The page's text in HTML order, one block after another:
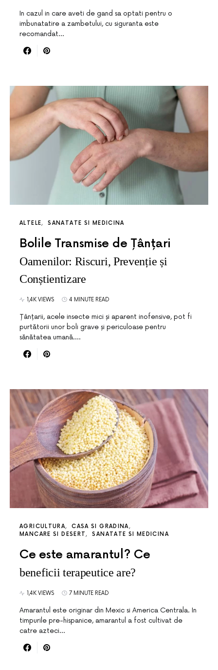
In cazul in care aveti de gand sa optati pentru o
imbunatatire a zambetului, cu siguranta este
recomandat…
ALTELE SANATATE SI MEDICINA
Bolile Transmise de Țânțari
Oamenilor: Riscuri, Prevenție și
Conștientizare
1,4K VIEWS 4 MINUTE READ
Țânțarii, acele insecte mici și aparent inofensive, pot fi
purtătorii unor boli grave și periculoase pentru
sănătatea umană.…
AGRICULTURA
CASA SI GRADINA
MANCARE SI DESERT
SANATATE SI MEDICINA
Ce este amarantul? Ce
beneficii terapeutice are?
1,4K VIEWS 7 MINUTE READ
Amarantul este originar din Mexic si America Centrala. In
timpurile pre-hispanice, amarantul a fost cultivat de
catre azteci…